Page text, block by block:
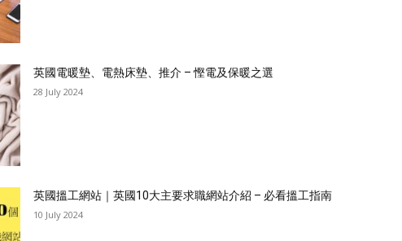
英國電暖墊、電熱床墊、推介 – 慳電及保暖之選
28 July 2024
英國搵工網站｜英國10大主要求職網站介紹 – 必看搵工指南
10 July 2024